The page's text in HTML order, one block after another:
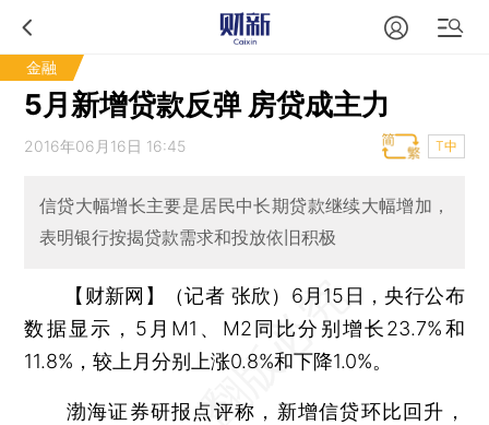
金融
5月新增贷款反弹 房贷成主力
2016年06月16日 16:45 T中
信贷大幅增长主要是居民中长期贷款继续大幅增加，
表明银行按揭贷款需求和投放依旧积极
【财新网】（记者 张欣） 6月15日，央行公布
数据显示，5月M1、M2同比分别增长23.7%和
11.8%，较上月分别上涨0.8%和下降1.0%。
渤海证券研报点评称，新增信贷环比回升，